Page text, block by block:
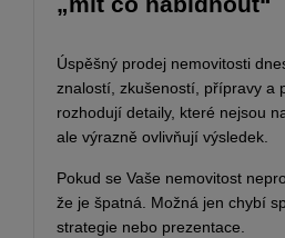
Úspěšný prodej nemovitosti
znalostí, zkušeností, přípravy a
rozhodují detaily, které nejsou
ale výrazně ovlivňují výsledek.
Pokud se Vaše nemovitost
že je špatná. Možná jen chybí
strategie nebo prezentace.